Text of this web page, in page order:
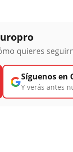
quieres
Síguenos en
Y verás antes